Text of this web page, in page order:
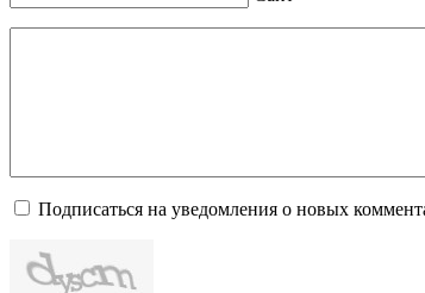
Подписаться на уведомления о новых